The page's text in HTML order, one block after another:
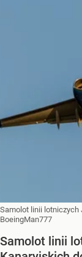
Samolot linii lotniczych
BoeingMan777
Samolot linii